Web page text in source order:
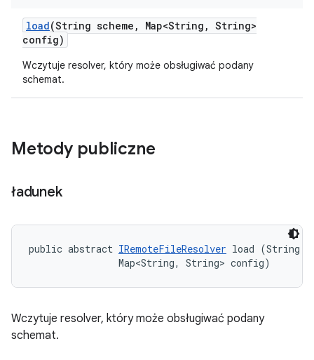
load(String scheme , Map<String , String>
config)
Wczytuje resolver, który może obsługiwać podany
schemat.
Metody publiczne
ładunek
public abstract IRemoteFileResolver load (String
                Map<String, String> config)
Wczytuje resolver, który może obsługiwać podany
schemat.